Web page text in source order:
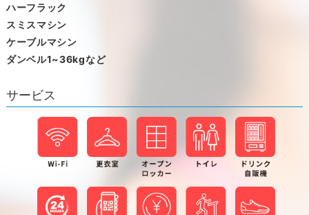
ハーフラック
スミスマシン
ケーブルマシン
ダンベル1~36kgなど
サービス